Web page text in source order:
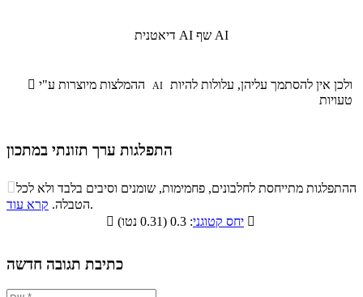
דיאטנית AI שף AI
 AI
טעויות
התפלגות ערך תזונתי במתכון
התפלגות ערך תזונתי במתכון
סיבים
תזונתיים
שומנים חלבונים
68.1%
ההתפלגות מתייחסת לחלבונים, פחמימות, שומנים וסיבים בלבד ולא לכל
הטבלה. קרא עוד
.

יחס קטוגני 
כתיבת תגובה חדשה